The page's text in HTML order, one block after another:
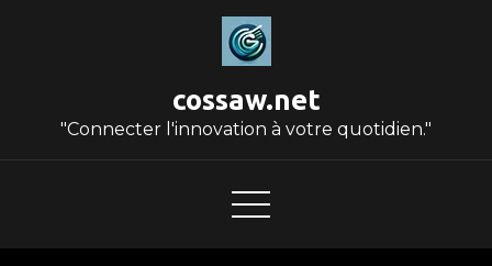
cossaw.net
"Connecter l'innovation à votre quotidien."